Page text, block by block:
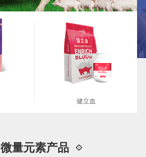
健立血
微量元素产品